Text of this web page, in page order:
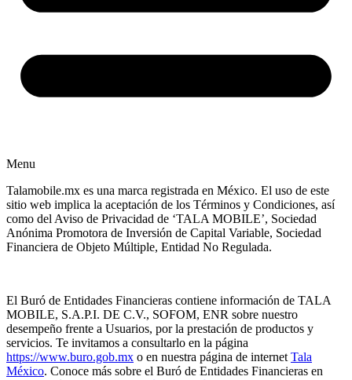
Menu
Talamobile.mx es una marca registrada en México. El uso de este
sitio web implica la aceptación de los Términos y Condiciones, así
como del Aviso de Privacidad de ‘TALA MOBILE’, Sociedad
Anónima Promotora de Inversión de Capital Variable, Sociedad
Financiera de Objeto Múltiple, Entidad No Regulada.
El Buró de Entidades Financieras contiene información de TALA
MOBILE, S.A.P.I. DE C.V., SOFOM, ENR sobre nuestro
desempeño frente a Usuarios, por la prestación de productos y
servicios. Te invitamos a consultarlo en la página
https://www.buro.gob.mx o en nuestra página de internet Tala
México. Conoce más sobre el Buró de Entidades Financieras en